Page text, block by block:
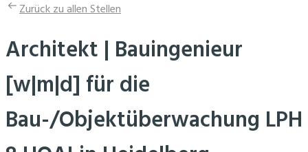
Zurück zu allen Stellen
Architekt | Bauingenieur
[w|m|d] für die
Bau-/Objektüberwachung LPH